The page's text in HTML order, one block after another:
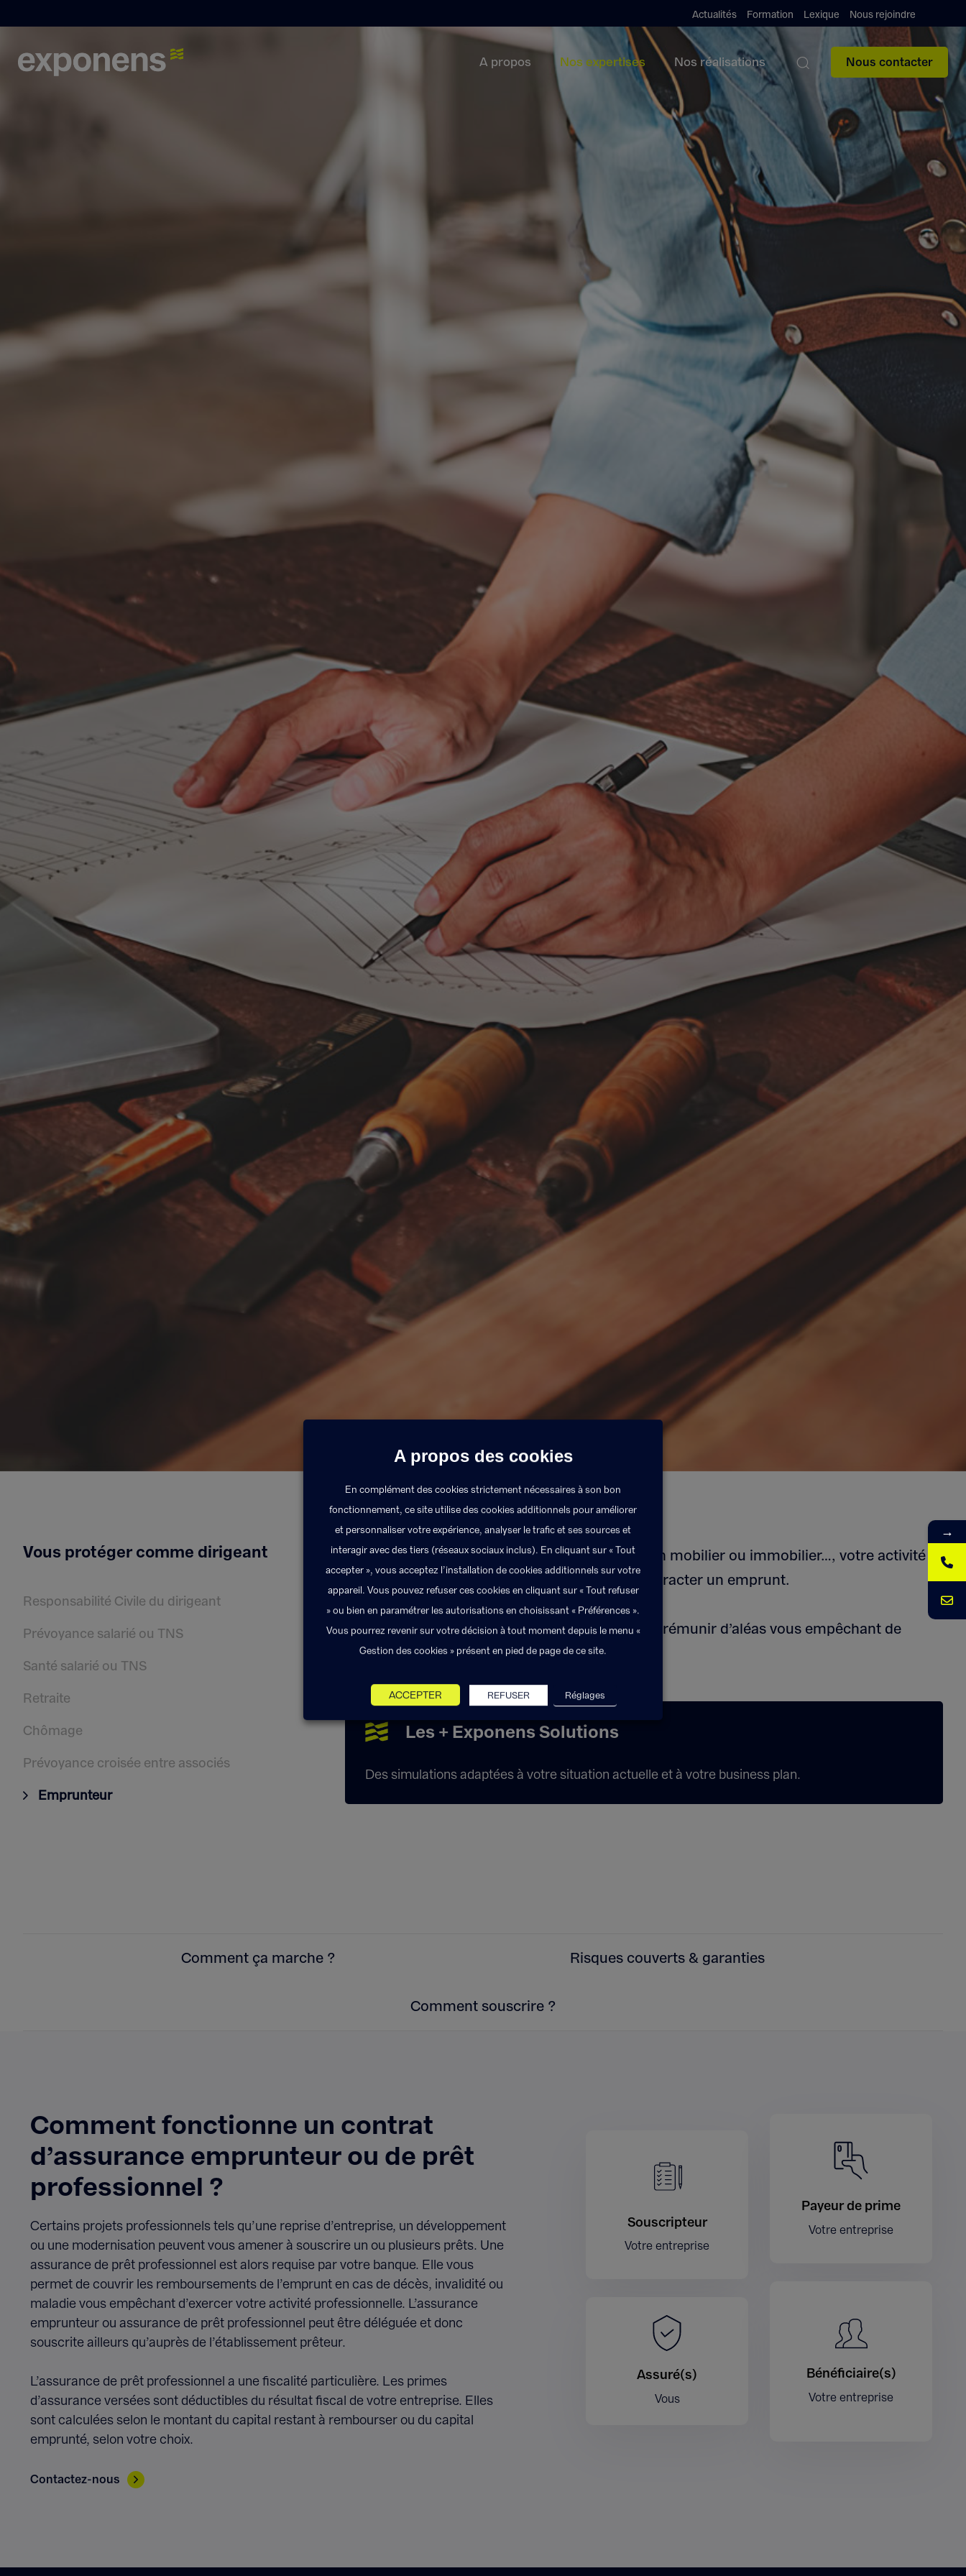
Actualités Formation Lexique Nous rejoindre
A propos Nos expertises Nos réalisations Nous contacter
VOUS PROTÉGER COMME DIRIGEANT
Assurance emprunteur
Contactez-nous
Vous protéger comme dirigeant
Responsabilité Civile du dirigeant
Prévoyance salarié ou TNS
Santé salarié ou TNS
Retraite
Chômage
Prévoyance croisée entre associés
Emprunteur
Création d’entreprise, achat de matériel, de bien mobilier ou immobilier…, votre activité
professionnelle peut vous amener à devoir contracter un emprunt.
L’assurance emprunteur vous permet de vous prémunir d’aléas vous empêchant de
rembourser votre crédit.
Les + Exponens Solutions
Des simulations adaptées à votre situation actuelle et à votre business plan.
Comment ça marche ? Risques couverts & garanties
Comment souscrire ?
Comment fonctionne un contrat
d’assurance emprunteur ou de prêt
professionnel ?
Certains projets professionnels tels qu’une reprise d’entreprise, un développement
ou une modernisation peuvent vous amener à souscrire un ou plusieurs prêts. Une
assurance de prêt professionnel est alors requise par votre banque. Elle vous
permet de couvrir les remboursements de l’emprunt en cas de décès, invalidité ou
maladie vous empêchant d’exercer votre activité professionnelle. L’assurance
emprunteur ou assurance de prêt professionnel peut être déléguée et donc
souscrite ailleurs qu’auprès de l’établissement prêteur.
L’assurance de prêt professionnel a une fiscalité particulière. Les primes
d’assurance versées sont déductibles du résultat fiscal de votre entreprise. Elles
sont calculées selon le montant du capital restant à rembourser ou du capital
emprunté, selon votre choix.
Contactez-nous
Souscripteur
Votre entreprise
Assuré(s)
Vous
Payeur de prime
Votre entreprise
Bénéficiaire(s)
Votre entreprise
A propos des cookies
En complément des cookies strictement nécessaires à son bon
fonctionnement, ce site utilise des cookies additionnels pour améliorer
et personnaliser votre expérience, analyser le trafic et ses sources et
interagir avec des tiers (réseaux sociaux inclus). En cliquant sur « Tout
accepter », vous acceptez l’installation de cookies additionnels sur votre
appareil. Vous pouvez refuser ces cookies en cliquant sur « Tout refuser
» ou bien en paramétrer les autorisations en choisissant « Préférences ».
Vous pourrez revenir sur votre décision à tout moment depuis le menu «
Gestion des cookies » présent en pied de page de ce site.
ACCEPTER REFUSER Réglages
→